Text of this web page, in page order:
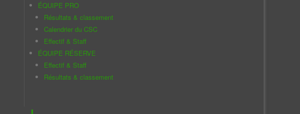
ÉQUIPE PRO
Résultats & classement
Calendrier du CSC
Effectif & Staff
ÉQUIPE RÉSERVE
Effectif & Staff
Résultats & classement